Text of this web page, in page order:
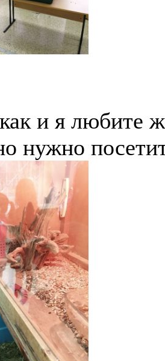
и я любите
нужно